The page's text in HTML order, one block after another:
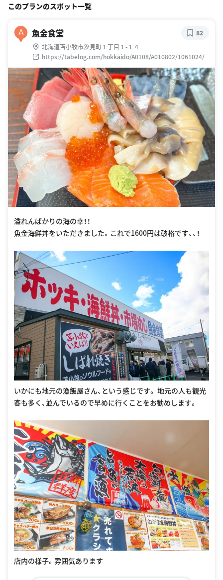
このプランのスポット一覧
A 魚金食堂
北海道苫小牧市汐見町１丁目１-１４
https://tabelog.com/hokkaido/A0108/A010802/1061024/
82
溢れんばかりの海の幸！！
魚金海鮮丼をいただきました。これで1600円は破格です、、！
いかにも地元の漁飯屋さん、という感じです。 地元の人も観光
客も多く、並んでいるので早めに行くことをお勧めします。
店内の様子。雰囲気あります